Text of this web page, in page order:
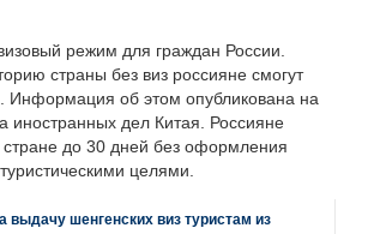
режим для граждан России.
страны без виз россияне смогут
Информация об этом опубликована на
иностранных дел Китая. Россияне
стране до 30 дней без оформления
целями.
выдачу шенгенских виз туристам из